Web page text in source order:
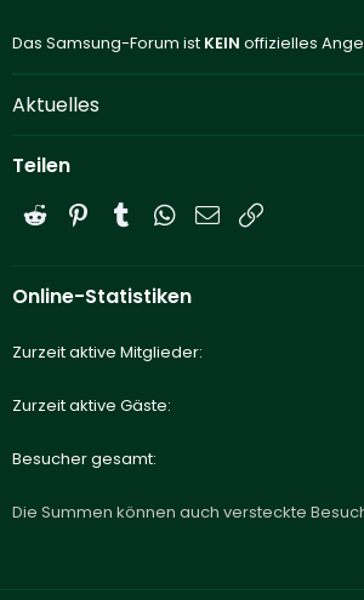
Das Samsung-Forum ist KEIN offizielles
Aktuelles
Teilen
Reddit PinterestTumblrWhatsApp
E-Mail
Online-Statistiken
Zurzeit aktive Mitglieder
Zurzeit aktive Gäste
Besucher gesamt
Die Summen können auch versteckte